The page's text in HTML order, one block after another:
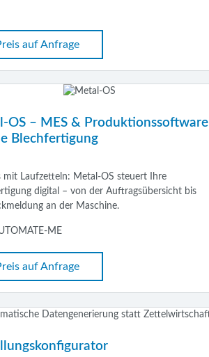
auf Anfrage
OS – MES & Produktionssoftware
Blechfertigung
mit Laufzetteln: Metal-OS steuert Ihre
digital – von der Auftragsübersicht bis
an der Maschine.
ME
auf Anfrage